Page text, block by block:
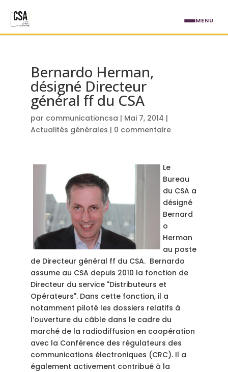
Bernardo Herman,
désigné Directeur
général ff du CSA
par communicationcsa | Mai 7, 2014 |
Actualités générales | 0 commentaire
Le
Bureau
du CSA a
désigné
Bernard
o
Herman
au poste
de Directeur général ff du CSA. Bernardo
assume au CSA depuis 2010 la fonction de
Directeur du service "Distributeurs et
Opérateurs". Dans cette fonction, il a
notamment piloté les dossiers relatifs à
l’ouverture du câble dans le cadre du
marché de la radiodiffusion en coopération
avec la Conférence des régulateurs des
communications électroniques (CRC). Il a
également activement contribué à la
MENU